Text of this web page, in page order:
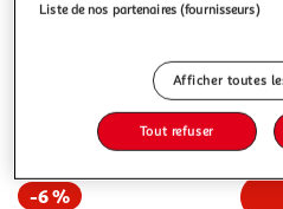
Livraison dès 1/2 semaines
Livraison offerte
Plus d'options
Vendu parASD
-6 %
Liste de nos partenaires (fournisseurs)
Afficher toutes
Tout refuser